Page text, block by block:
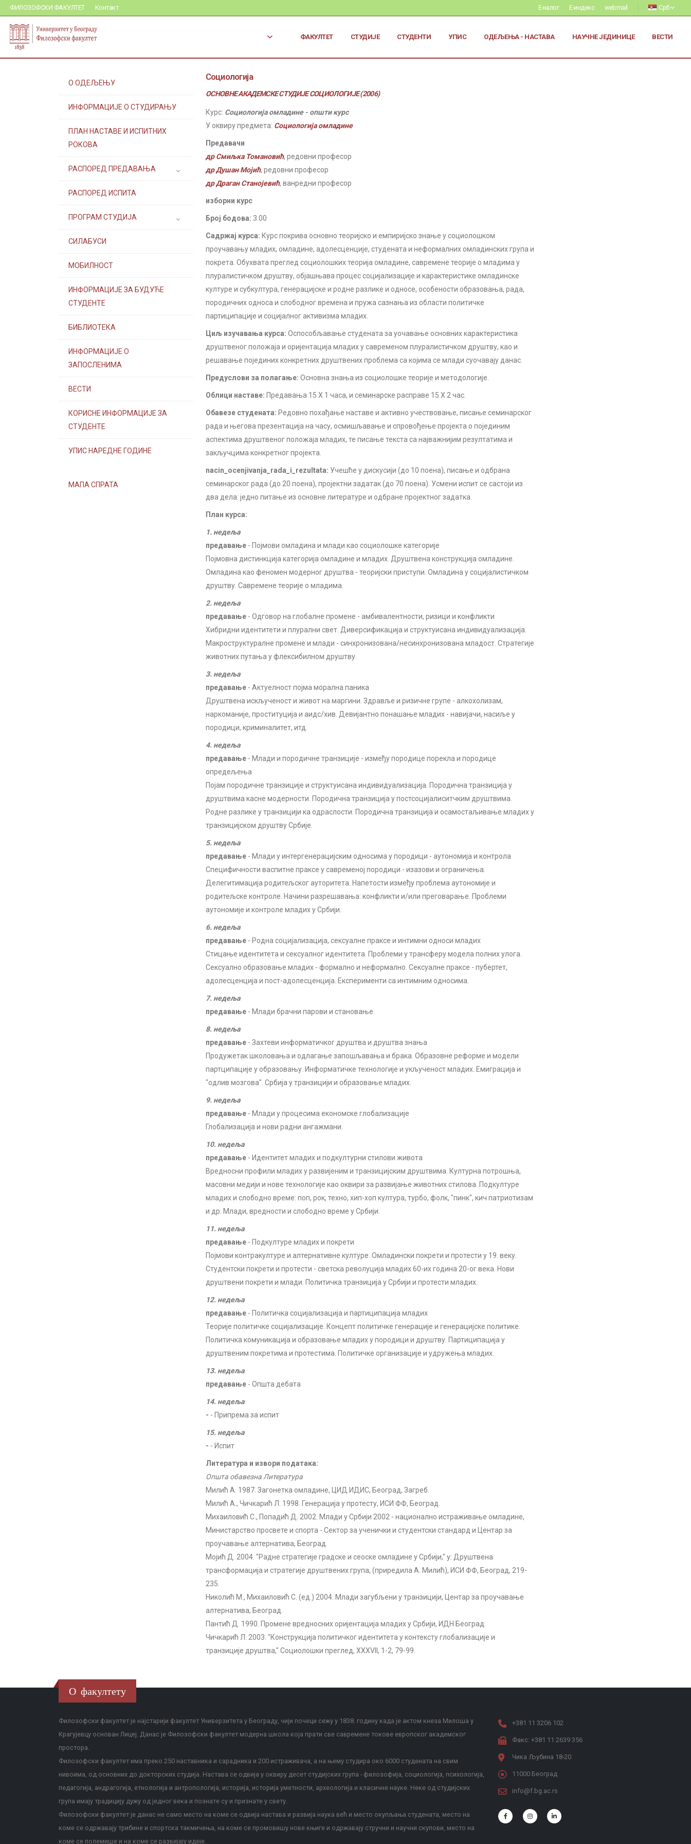
ФИЛОЗОФСКИ ФАКУЛТЕТ Контакт Е-налог Е-индекс webmail Срб
ФАКУЛТЕТ СТУДИЈЕ СТУДЕНТИ УПИС ОДЕЉЕЊА - НАСТАВА НАУЧНЕ ЈЕДИНИЦЕ ВЕСТИ
О ОДЕЉЕЊУ
ИНФОРМАЦИЈЕ О СТУДИРАЊУ
ПЛАН НАСТАВЕ И ИСПИТНИХ
РОКОВА
РАСПОРЕД ПРЕДАВАЊА
РАСПОРЕД ИСПИТА
ПРОГРАМ СТУДИЈА
СИЛАБУСИ
МОБИЛНОСТ
ИНФОРМАЦИЈЕ ЗА БУДУЋЕ
СТУДЕНТЕ
БИБЛИОТЕКА
ИНФОРМАЦИЈЕ О
ЗАПОСЛЕНИМА
ВЕСТИ
КОРИСНЕ ИНФОРМАЦИЈЕ ЗА
СТУДЕНТЕ
УПИС НАРЕДНЕ ГОДИНЕ
МАПА СПРАТА
Социологија
ОСНОВНЕ АКАДЕМСКЕ СТУДИЈЕ СОЦИОЛОГИЈЕ (2006)
Курс: Социологија омладине - општи курс
У оквиру предмета: Социологија омладине
Предавачи
др Смиљка Томановић, редовни професор
др Душан Мојић, редовни професор
др Драган Станојевић, ванредни професор
изборни курс
Број бодова: 3.00
Садржај курса: Курс покрива основно теоријско и емпиријско знање у социолошком
проучавању младих, омладине, адолесценције, студената и неформалних омладинских група и
покрета. Обухвата преглед социолошких теорија омладине, савремене теорије о младима у
плуралистичком друштву, објашњава процес социјализације и карактеристике омладинске
културе и субкултура, генерацијске и родне разлике и односе, особености образовања, рада,
породичних односа и слободног времена и пружа сазнања из области политичке
партиципације и социјалног активизма младих.
Циљ изучавања курса: Оспособљавање студената за уочавање основних карактеристика
друштвеног положаја и оријентација младих у савременом плуралистичком друштву, као и
решавање појединих конкретних друштвених проблема са којима се млади суочавају данас.
Предуслови за полагање: Основна знања из социолошке теорије и методологије.
Облици наставе: Предавања 15 X 1 часа, и семинарске расправе 15 X 2 час.
Обавезе студената: Редовно похађање наставе и активно учествовање, писање семинарског
рада и његова презентација на часу, осмишљавање и спровођење пројекта о појединим
аспектима друштвеног положаја младих, те писање текста са најважнијим резултатима и
закључцима конкретног пројекта.
nacin_ocenjivanja_rada_i_rezultata: Учешће у дискусији (до 10 поена), писање и одбрана
семинарског рада (до 20 поена), пројектни задатак (до 70 поена). Усмени испит се састоји из
два дела: једно питање из основне литературе и одбране пројектног задатка.
План курса:
1. недеља
предавање - Појмови омладина и млади као социолошке категорије
Појмовна дистинкција категорија омладине и младих. Друштвена конструкција омладине.
Омладина као феномен модерног друштва - теоријски приступи. Омладина у социјалистичком
друштву. Савремене теорије о младима.
2. недеља
предавање - Одговор на глобалне промене - амбивалентности, ризици и конфликти
Хибридни идентитети и плурални свет. Диверсификација и структуисана индивидуализација.
Макроструктуралне промене и млади - синхронизована/несинхронизована младост. Стратегије
животних путања у флексибилном друштву.
3. недеља
предавање - Актуелност појма морална паника
Друштвена искљученост и живот на маргини. Здравље и ризичне групе - алкохолизам,
наркоманије, проституција и аидс/хив. Девијантно понашање младих - навијачи, насиље у
породици, криминалитет, итд.
4. недеља
предавање - Млади и породичне транзиције - између породице порекла и породице
опредељења
Појам породичне транзиције и структуисана индивидуализација. Породична транзиција у
друштвима касне модерности. Породична транзиција у постсоцијалиситчким друштвима.
Родне разлике у транзицији ка одраслости. Породична транзиција и осамостаљивање младих у
транзицијском друштву Србије.
5. недеља
предавање - Млади у интергенерацијским односима у породици - аутономија и контрола
Специфичности васпитне праксе у савременој породици - изазови и ограничења.
Делегитимација родитељског ауторитета. Напетости између проблема аутономије и
родитељске контроле. Начини разрешавања: конфликти и/или преговарање. Проблеми
аутономије и контроле младих у Србији.
6. недеља
предавање - Родна социјализација, сексуалне праксе и интимни односи младих
Стицање идентитета и сексуалног идентитета. Проблеми у трансферу модела полних улога.
Сексуално образовање младих - формално и неформално. Сексуалне праксе - пубертет,
адолесценција и пост-адолесценција. Експерименти са интимним односима.
7. недеља
предавање - Млади брачни парови и становање
8. недеља
предавање - Захтеви информатичког друштва и друштва знања
Продужетак школовања и одлагање запошљавања и брака. Образовне реформе и модели
партципације у образовању. Информатичке технологије и укљученост младих. Емиграција и
"одлив мозгова". Србија у транзицији и образовање младих.
9. недеља
предавање - Млади у процесима економске глобализације
Глобализација и нови радни ангажмани.
10. недеља
предавање - Идентитет младих и подкултурни стилови живота
Вредносни профили младих у развијеним и транзицијским друштвима. Културна потрошња,
масовни медији и нове технологије као оквири за развијање животних стилова. Подкултуре
младих и слободно време: поп, рок, техно, хип-хоп култура, турбо, фолк, "пинк", кич патриотизам
и др. Млади, вредности и слободно време у Србији.
11. недеља
предавање - Подкултуре младих и покрети
Појмови контракултуре и алтернативне културе. Омладински покрети и протести у 19. веку.
Студентски покрети и протести - светска револуција младих 60-их година 20-ог века. Нови
друштвени покрети и млади. Политичка транзиција у Србији и протести младих.
12. недеља
предавање - Политичка социјализација и партиципација младих
Теорије политичке социјализације. Концепт политичке генерације и генерацијске политике.
Политичка комуникација и образовање младих у породици и друштву. Партиципација у
друштвеним покретима и протестима. Политичке организације и удружења младих.
13. недеља
предавање - Општа дебата
14. недеља
- - Припрема за испит
15. недеља
- - Испит
Литература и извори података:
Општа обавезна Литература
Милић А. 1987. Загонетка омладине, ЦИД ИДИС, Београд, Загреб.
Милић А., Чичкарић Л. 1998. Генерација у протесту, ИСИ ФФ, Београд.
Михаиловић С., Попадић Д. 2002. Млади у Србији 2002 - национално истраживање омладине,
Министарство просвете и спорта - Сектор за ученички и студентски стандард и Центар за
проучавање алтернатива, Београд.
Мојић Д. 2004. "Радне стратегије градске и сеоске омладине у Србији," у: Друштвена
трансформација и стратегије друштвених група, (приредила А. Милић), ИСИ ФФ, Београд, 219-
235.
Николић М., Михаиловић С. (ед.) 2004. Млади загубљени у транзицији, Центар за проучавање
алтернатива, Београд.
Пантић Д. 1990. Промене вредносних оријентација младих у Србији, ИДН Београд.
Чичкарић Л. 2003. "Конструкција политичког идентитета у контексту глобализације и
транзиције друштва," Социолошки преглед, XXXVII, 1-2, 79-99.
О факултету
Филозофски факултет је најстарији факултет Универзитета у Београду, чији почеци сежу у 1838. годину када је актом кнеза Милоша у
Крагујевцу основан Лицеј. Данас је Филозофски факултет модерна школа која прати све савремене токове европског академског
простора.
Филозофски факултет има преко 250 наставника и сарадника и 200 истраживача, а на њему студира око 6000 студената на свим
нивоима, од основних до докторских студија. Настава се одвија у оквиру десет студијских група - филозофија, социологија, психологија,
педагогија, андрагогија, етнологија и антропологија, историја, историја уметности, археологија и класичне науке. Неке од студијских
група имају традицију дужу од једног века и познате су и признате у свету.
Филозофски факултет је данас не само место на коме се одвија настава и развија наука већ и место окупљања студената, место на
коме се одржавају трибине и спортска такмичења, на коме се промовишу нове књиге и одржавају стручни и научни скупови, место на
коме се полемише и на коме се развијају идеје.
+381 11 3206 102
Факс: +381 11 2639 356
Чика Љубина 18-20
11000 Београд
info@f.bg.ac.rs